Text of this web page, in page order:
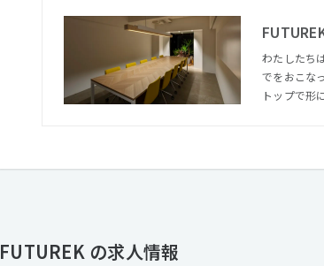
わたしたち
でをおこな
トップで形にするお手伝いを
こにエンジ
FUTUREK の求人情報